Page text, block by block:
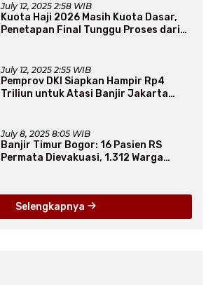
July 12, 2025 2:58 WIB
Kuota Haji 2026 Masih Kuota Dasar,
Penetapan Final Tunggu Proses dari
July 12, 2025 2:55 WIB
Pemprov DKI Siapkan Hampir Rp4
Triliun untuk Atasi Banjir Jakarta
July 8, 2025 8:05 WIB
Banjir Timur Bogor: 16 Pasien RS
Permata Dievakuasi, 1.312 Warga
Selengkapnya